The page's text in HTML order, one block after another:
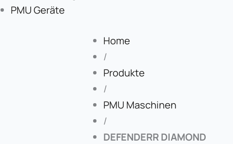
PMU Geräte
Home
/
Produkte
/
PMU Maschinen
/
DEFENDERR DIAMOND